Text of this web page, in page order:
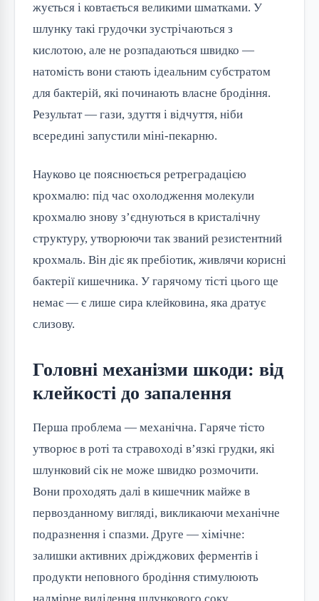
жується і ковтається великими шматками. У
шлунку такі грудочки зустрічаються з
кислотою, але не розпадаються швидко —
натомість вони стають ідеальним субстратом
для бактерій, які починають власне бродіння.
Результат — гази, здуття і відчуття, ніби
всередині запустили міні-пекарню.
Науково це пояснюється ретреградацією
крохмалю: під час охолодження молекули
крохмалю знову з’єднуються в кристалічну
структуру, утворюючи так званий резистентний
крохмаль. Він діє як пребіотик, живлячи корисні
бактерії кишечника. У гарячому тісті цього ще
немає — є лише сира клейковина, яка дратує
слизову.
Головні механізми шкоди: від
клейкості до запалення
Перша проблема — механічна. Гаряче тісто
утворює в роті та стравоході в’язкі грудки, які
шлунковий сік не може швидко розмочити.
Вони проходять далі в кишечник майже в
первозданному вигляді, викликаючи механічне
подразнення і спазми. Друге — хімічне:
залишки активних дріжджових ферментів і
продукти неповного бродіння стимулюють